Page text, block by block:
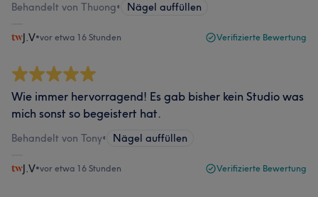
Behandelt von Thuong• Nägel auffüllen
J.V•vor etwa 16 Stunden Verifizierte Bewertung
Wie immer hervorragend! Es gab bisher kein Studio was
mich sonst so begeistert hat.
Behandelt von Tony• Nägel auffüllen
J.V•vor etwa 16 Stunden Verifizierte Bewertung